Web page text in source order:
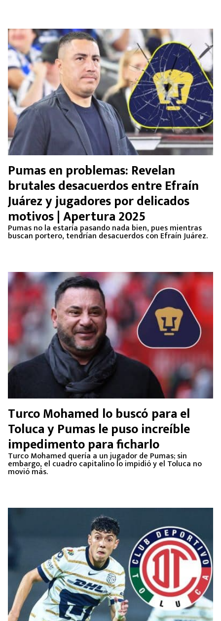
Pumas en problemas: Revelan
brutales desacuerdos entre Efraín
Juárez y jugadores por delicados
motivos | Apertura 2025
Pumas no la estaría pasando nada bien, pues mientras
buscan portero, tendrían desacuerdos con Efraín Juárez.
Turco Mohamed lo buscó para el
Toluca y Pumas le puso increíble
impedimento para ficharlo
Turco Mohamed quería a un jugador de Pumas; sin
embargo, el cuadro capitalino lo impidió y el Toluca no
movió más.